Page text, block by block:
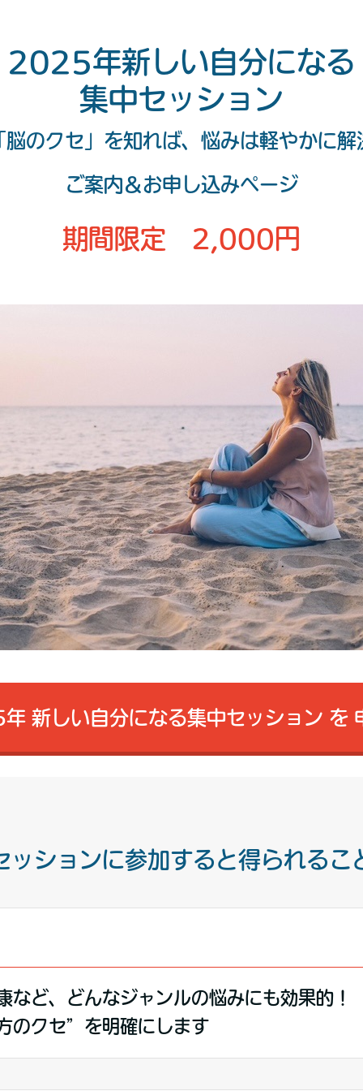
2025年新しい自分になる
集中セッション
脳のクセ」を知れば、悩みは軽やかに解
ご案内＆お申し込みページ
期間限定 2,000円
新しい自分になる集中セッション を
ッションに参加すると得られるこ
など、どんなジャンルの悩みにも効果的！
クセ”を明確にします